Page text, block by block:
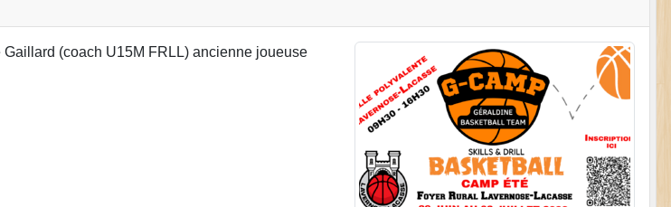
(coach U15M FRLL) ancienne joueuse